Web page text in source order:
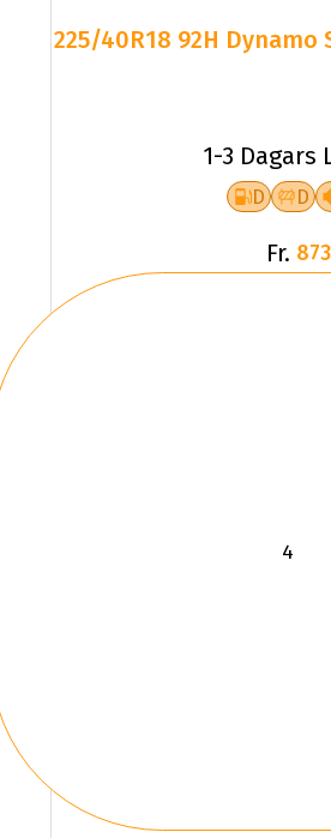
225/40R18 92H Dynamo
1-3 Dagars
D D
Fr.